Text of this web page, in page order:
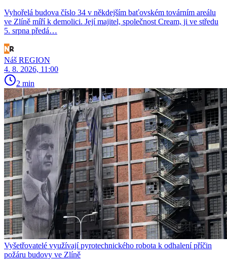
Vyhořelá budova číslo 34 v někdejším baťovském továrním areálu
ve Zlíně míří k demolici. Její majitel, společnost Cream, ji ve středu
5. srpna předá…
Náš REGION
4. 8. 2026, 11:00
2 min
Vyšetřovatelé využívají pyrotechnického robota k odhalení příčin
požáru budovy ve Zlíně